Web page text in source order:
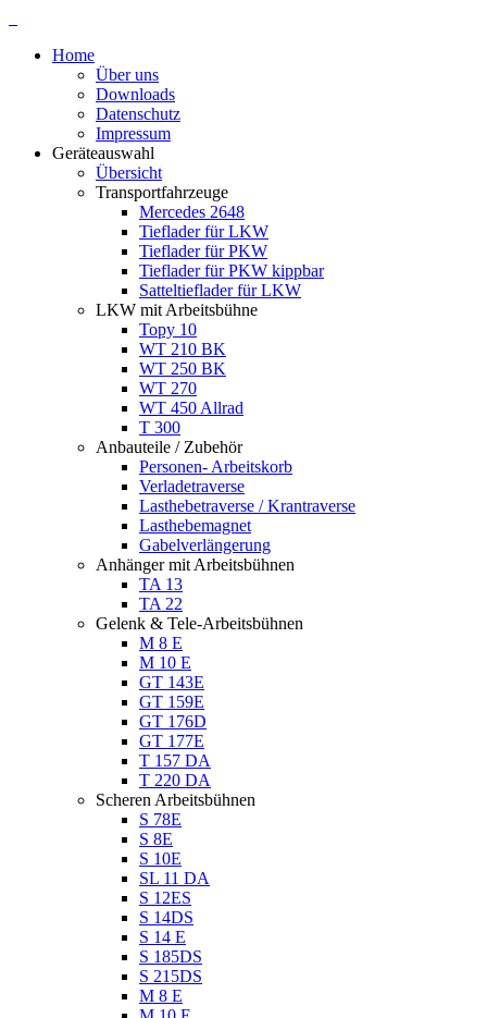
Home
Über uns
Downloads
Datenschutz
Impressum
Geräteauswahl
Übersicht
Transportfahrzeuge
Mercedes 2648
Tieflader für LKW
Tieflader für PKW
Tieflader für PKW kippbar
Satteltieflader für LKW
LKW mit Arbeitsbühne
Topy 10
WT 210 BK
WT 250 BK
WT 270
WT 450 Allrad
T 300
Anbauteile / Zubehör
Personen- Arbeitskorb
Verladetraverse
Lasthebetraverse / Krantraverse
Lasthebemagnet
Gabelverlängerung
Anhänger mit Arbeitsbühnen
TA 13
TA 22
Gelenk & Tele-Arbeitsbühnen
M 8 E
M 10 E
GT 143E
GT 159E
GT 176D
GT 177E
T 157 DA
T 220 DA
Scheren Arbeitsbühnen
S 78E
S 8E
S 10E
SL 11 DA
S 12ES
S 14DS
S 14 E
S 185DS
S 215DS
M 8 E